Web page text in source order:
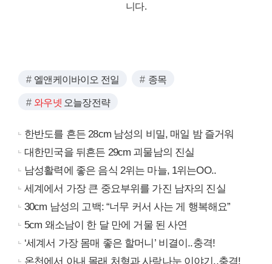
니다.
엘앤케이바이오 전일 종목
와우넷 오늘장전략
한반도를 흔든 28cm 남성의 비밀, 매일 밤 즐거워
대한민국을 뒤흔든 29cm 괴물남의 진실
남성활력에 좋은 음식 2위는 마늘, 1위는OO..
세계에서 가장 큰 중요부위를 가진 남자의 진실
30cm 남성의 고백: “너무 커서 사는 게 행복해요”
5cm 왜소남이 한 달 만에 거물 된 사연
‘세계서 가장 몸매 좋은 할머니’ 비결이..충격!
온천에서 아내 몰래 처형과 사랑나눈 이야기..충격!